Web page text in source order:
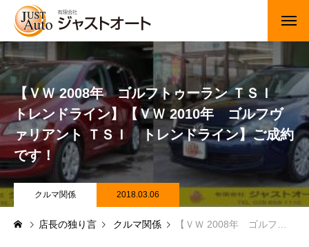
トップページ
新車
中古車・未使用車
JUジャナイト在庫情報
Gooネット在庫情報
カーセンサー在庫情報
【ＶＷ 2008年 ゴルフトゥーラン ＴＳＩ
トレンドライン】【ＶＷ 2010年 ゴルフヴ
ァリアント ＴＳＩ トレンドライン】ご成約
です！
クルマ関係 2018.03.06
店長の独り言 クルマ関係 【ＶＷ 2008年 ゴルフトゥーラン ＴＳＩ トレンドライン】【ＶＷ 2010年 ゴルフヴァリアント ＴＳＩ トレンドライン】ご成約です！